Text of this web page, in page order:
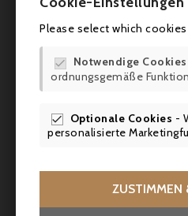
Please select which
 Notwendige Cookies
ordnungsgemäße
 Optionale Cookies -
personalisierte
ZUSTIMMEN